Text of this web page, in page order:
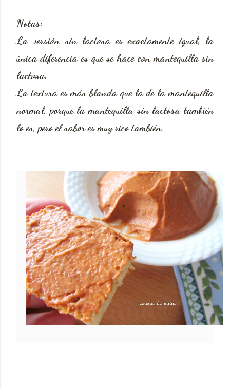
Notas:
La versión sin lactosa es exactamente igual, la
única diferencia es que se hace con mantequilla sin
lactosa.
La textura es más blanda que la de la mantequilla
normal, porque la mantequilla sin lactosa también
lo es, pero el sabor es muy rico también.